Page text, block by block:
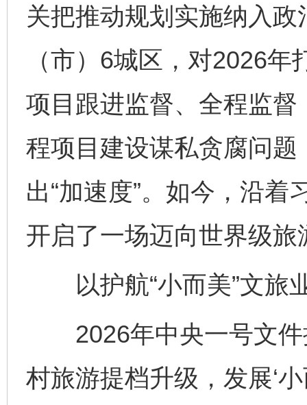
关把推动规划实施纳入
（市）6城区，对2026
项目跟进监督、全程监
程项目建设谋私贪腐问
出“加速度”。如今，沿
开启了一场迈向世界级
以护航“小而美”文旅
2026年中央一号文件
村旅游提档升级，发展‘